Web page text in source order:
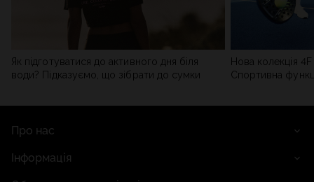
Як підготуватися до активного дня біля
води? Підказуємо, що зібрати до сумки
Нова колекція
Спортивна
Про нас
Інформація